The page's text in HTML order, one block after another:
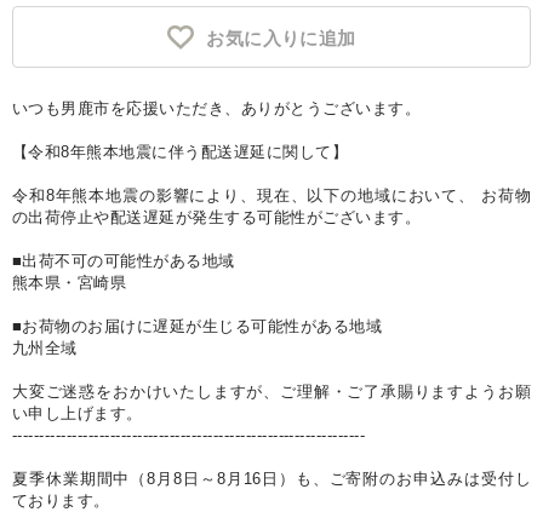
お気に入りに追加
いつも男鹿市を応援いただき、ありがとうございます。
【令和8年熊本地震に伴う配送遅延に関して】
令和8年熊本地震の影響により、現在、以下の地域において、 お荷物
の出荷停止や配送遅延が発生する可能性がございます。
■出荷不可の可能性がある地域
熊本県・宮崎県
■お荷物のお届けに遅延が生じる可能性がある地域
九州全域
大変ご迷惑をおかけいたしますが、ご理解・ご了承賜りますようお願
い申し上げます。
-----------------------------------------------------------------
夏季休業期間中（8月8日～8月16日）も、ご寄附のお申込みは受付し
ております。